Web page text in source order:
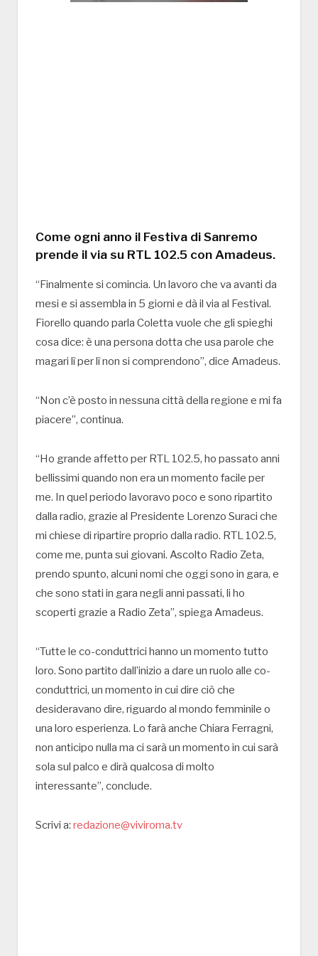
Come ogni anno il Festiva di Sanremo
prende il via su RTL 102.5 con Amadeus.
“Finalmente si comincia. Un lavoro che va avanti da
mesi e si assembla in 5 giorni e dà il via al Festival.
Fiorello quando parla Coletta vuole che gli spieghi
cosa dice: è una persona dotta che usa parole che
magari lì per lì non si comprendono”, dice Amadeus.
“Non c’è posto in nessuna città della regione e mi fa
piacere”, continua.
“Ho grande affetto per RTL 102.5, ho passato anni
bellissimi quando non era un momento facile per
me. In quel periodo lavoravo poco e sono ripartito
dalla radio, grazie al Presidente Lorenzo Suraci che
mi chiese di ripartire proprio dalla radio. RTL 102.5,
come me, punta sui giovani. Ascolto Radio Zeta,
prendo spunto, alcuni nomi che oggi sono in gara, e
che sono stati in gara negli anni passati, li ho
scoperti grazie a Radio Zeta”, spiega Amadeus.
“Tutte le co-conduttrici hanno un momento tutto
loro. Sono partito dall’inizio a dare un ruolo alle co-
conduttrici, un momento in cui dire ciò che
desideravano dire, riguardo al mondo femminile o
una loro esperienza. Lo farà anche Chiara Ferragni,
non anticipo nulla ma ci sarà un momento in cui sarà
sola sul palco e dirà qualcosa di molto
interessante”, conclude.
Scrivi a: redazione@viviroma.tv